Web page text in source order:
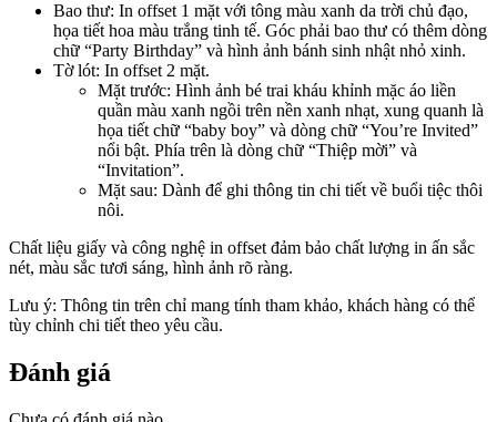
Bao thư: In offset 1 mặt với tông màu xanh da trời chủ đạo,
họa tiết hoa màu trắng tinh tế. Góc phải bao thư có thêm dòng
chữ “Party Birthday” và hình ảnh bánh sinh nhật nhỏ xinh.
Tờ lót: In offset 2 mặt.
Mặt trước: Hình ảnh bé trai kháu khỉnh mặc áo liền
quần màu xanh ngồi trên nền xanh nhạt, xung quanh là
họa tiết chữ “baby boy” và dòng chữ “You’re Invited”
nổi bật. Phía trên là dòng chữ “Thiệp mời” và
“Invitation”.
Mặt sau: Dành để ghi thông tin chi tiết về buổi tiệc thôi
nôi.
Chất liệu giấy và công nghệ in offset đảm bảo chất lượng in ấn sắc
nét, màu sắc tươi sáng, hình ảnh rõ ràng.
Lưu ý: Thông tin trên chỉ mang tính tham khảo, khách hàng có thể
tùy chỉnh chi tiết theo yêu cầu.
Đánh giá